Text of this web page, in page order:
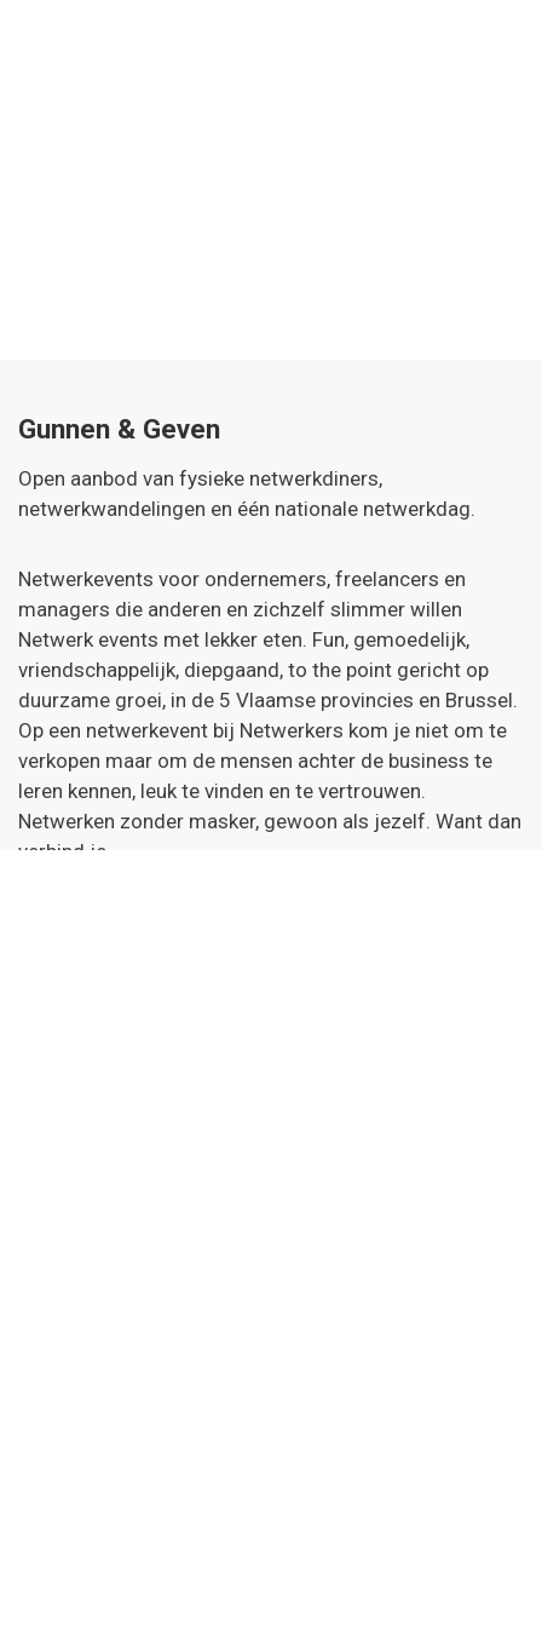
Gunnen & Geven
Open aanbod van fysieke netwerkdiners,
netwerkwandelingen en één nationale netwerkdag.
Netwerkevents voor ondernemers, freelancers en
managers die anderen en zichzelf slimmer willen
Netwerk events met lekker eten. Fun, gemoedelijk,
vriendschappelijk, diepgaand, to the point gericht op
duurzame groei, in de 5 Vlaamse provincies en Brussel.
Op een netwerkevent bij Netwerkers kom je niet om te
verkopen maar om de mensen achter de business te
leren kennen, leuk te vinden en te vertrouwen.
Netwerken zonder masker, gewoon als jezelf. Want dan
verbind je.